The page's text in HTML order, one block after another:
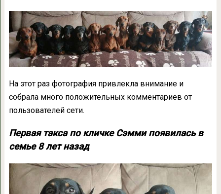
На этот раз фотография привлекла внимание и
собрала много положительных комментариев от
пользователей сети.
Первая такса по кличке Сэмми появилась в
семье 8 лет назад